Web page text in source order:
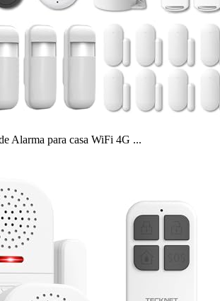
Alarma para casa WiFi 4G ...